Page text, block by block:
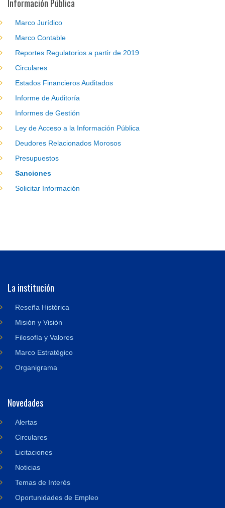
Información Pública
Marco Jurídico
Marco Contable
Reportes Regulatorios a partir de 2019
Circulares
Estados Financieros Auditados
Informe de Auditoría
Informes de Gestión
Ley de Acceso a la Información Pública
Deudores Relacionados Morosos
Presupuestos
Sanciones
Solicitar Información
La institución
Reseña Histórica
Misión y Visión
Filosofía y Valores
Marco Estratégico
Organigrama
Novedades
Alertas
Circulares
Licitaciones
Noticias
Temas de Interés
Oportunidades de Empleo